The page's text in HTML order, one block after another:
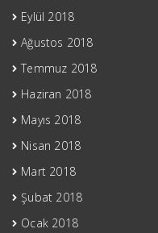
Eylül 2018
Ağustos 2018
Temmuz 2018
Haziran 2018
Mayıs 2018
Nisan 2018
Mart 2018
Şubat 2018
Ocak 2018